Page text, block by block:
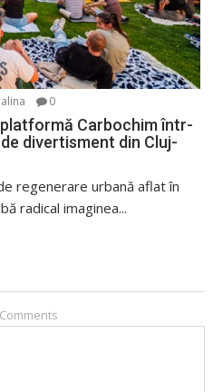
0
Carbochim într-
divertisment din Cluj-
regenerare urbană aflat în
radical imaginea...